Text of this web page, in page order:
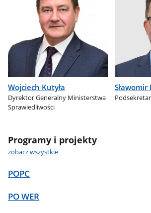
Wojciech Kutyła
Dyrektor Generalny Ministerstwa
Sprawiedliwości
Sławomir
Programy i projekty
zobacz wszystkie
POPC
PO WER